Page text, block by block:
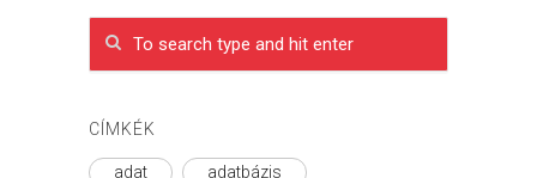
CÍMKÉK
adat adatbázis